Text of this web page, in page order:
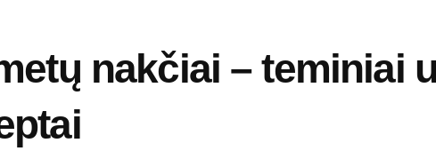
nakčiai – teminiai